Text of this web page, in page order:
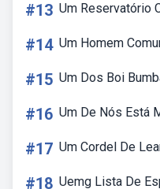
#13 Um Reservatório
#14 Um Homem
#15 Um Dos Boi
#16 Um De Nós Está
#17 Um Cordel De
#18 Uemg Lista De